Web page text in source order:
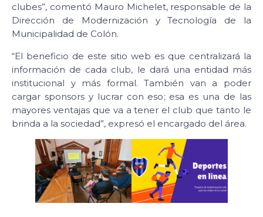
clubes”, comentó Mauro Michelet, responsable de la
Dirección de Modernización y Tecnología de la
Municipalidad de Colón.
“El beneficio de este sitio web es que centralizará la
información de cada club, le dará una entidad más
institucional y más formal. También van a poder
cargar sponsors y lucrar con eso; esa es una de las
mayores ventajas que va a tener el club que tanto le
brinda a la sociedad”, expresó el encargado del área.